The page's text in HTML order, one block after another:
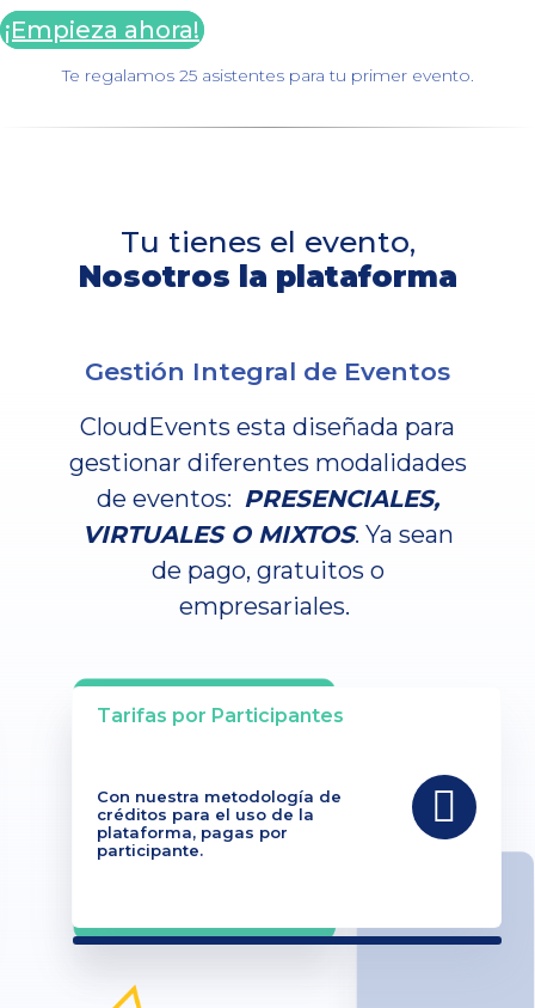
¡Empieza ahora!
Te regalamos 25 asistentes para tu primer evento.
Tu tienes el evento,
Nosotros la plataforma
Tarifas por Participantes
Con nuestra metodología de
créditos para el uso de la
plataforma, pagas por
participante.
Gestión Integral de Eventos
CloudEvents esta diseñada para
gestionar diferentes modalidades
de eventos: PRESENCIALES,
VIRTUALES O MIXTOS. Ya sean
de pago, gratuitos o
empresariales.